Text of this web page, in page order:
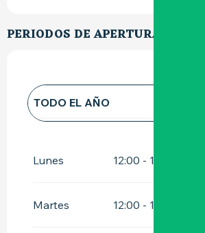
PERIODOS DE APERTURA
TODO EL AÑO
Lunes
12:00 - 14:30
Martes 12:00 - 14:30